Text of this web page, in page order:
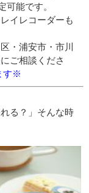
可能です。
イレコーダーも
・浦安市・市川
ご相談くださ
す※
る？」そんな時